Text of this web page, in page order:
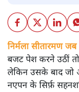
निर्मला सीतारमण
बजट पेश करने उठीं तो
लेकिन उसके बाद जो
नएपन के सिर्फ़